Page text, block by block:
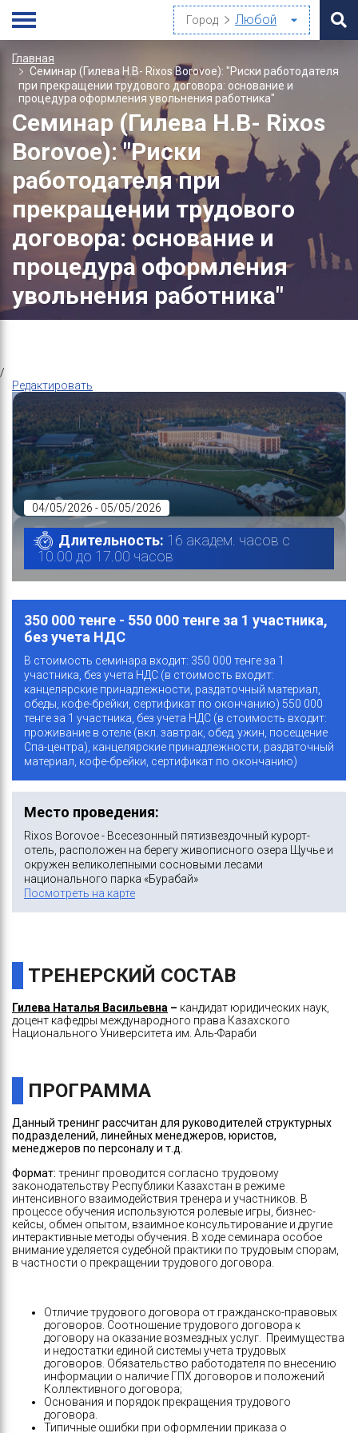
Город
Главная
Семинар (Гилева Н.В- Rixos Borovoe): "Риски работодателя
при прекращении трудового договора: основание и
процедура оформления увольнения работника"
Семинар (Гилева Н.В- Rixos
Borovoe): "Риски
работодателя при
прекращении трудового
договора: основание и
процедура оформления
увольнения работника"
/
Редактировать
04/05/2026 - 05/05/2026
Длительность: 16 академ. часов с
10.00 до 17.00 часов
350 000 тенге - 550 000 тенге за 1 участника,
без учета НДС
В стоимость семинара входит: 350 000 тенге за 1
участника, без учета НДС (в стоимость входит:
канцелярские принадлежности, раздаточный материал,
обеды, кофе-брейки, сертификат по окончанию) 550 000
тенге за 1 участника, без учета НДС (в стоимость входит:
проживание в отеле (вкл. завтрак, обед, ужин, посещение
Спа-центра), канцелярские принадлежности, раздаточный
материал, кофе-брейки, сертификат по окончанию)
Место проведения:
Rixos Borovoe - Всесезонный пятизвездочный курорт-
отель, расположен на берегу живописного озера Щучье и
окружен великолепными сосновыми лесами
национального парка «Бурабай»
Посмотреть на карте
ТРЕНЕРСКИЙ СОСТАВ
Гилева Наталья Васильевна – кандидат юридических наук,
доцент кафедры международного права Казахского
Национального Университета им. Аль-Фараби
ПРОГРАММА
Данный тренинг рассчитан для руководителей структурных
подразделений, линейных менеджеров, юристов,
менеджеров по персоналу и т.д.
Формат: тренинг проводится согласно трудовому
законодательству Республики Казахстан в режиме
интенсивного взаимодействия тренера и участников. В
процессе обучения используются ролевые игры, бизнес-
кейсы, обмен опытом, взаимное консультирование и другие
интерактивные методы обучения. В ходе семинара особое
внимание уделяется судебной практики по трудовым спорам,
в частности о прекращении трудового договора.
Отличие трудового договора от гражданско-правовых
договоров. Соотношение трудового договора к
договору на оказание возмездных услуг. Преимущества
и недостатки единой системы учета трудовых
договоров. Обязательство работодателя по внесению
информации о наличие ГПХ договоров и положений
Коллективного договора;
Основания и порядок прекращения трудового
договора.
Типичные ошибки при оформлении приказа о